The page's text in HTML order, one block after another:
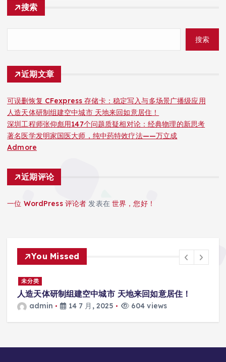
搜索
搜索
近期文章
可误删恢复 CFexpress 存储卡：稳定写入与多场景广播级应用
人造天体研制组建空中城市 天地来回如意居住！
深圳工程师张仰彪用147个问题质疑相对论：经典物理的新思考
著名医学发明家国医大师，纯中药特效疗法——万立成
Admore
近期评论
一位 WordPress 评论者 发表在世界，您好！
You Missed
未分类
人造天体研制组建空中城市 天地来回如意居住！
admin 14 7 月, 2025 604 views